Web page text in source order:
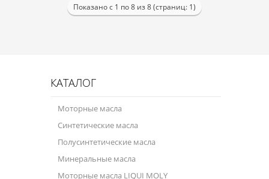
Показано с 1 по 8 из 8 (страниц: 1)
КАТАЛОГ
Моторные масла
Синтетические масла
Полусинтетические масла
Минеральные масла
Моторные масла LIQUI MOLY